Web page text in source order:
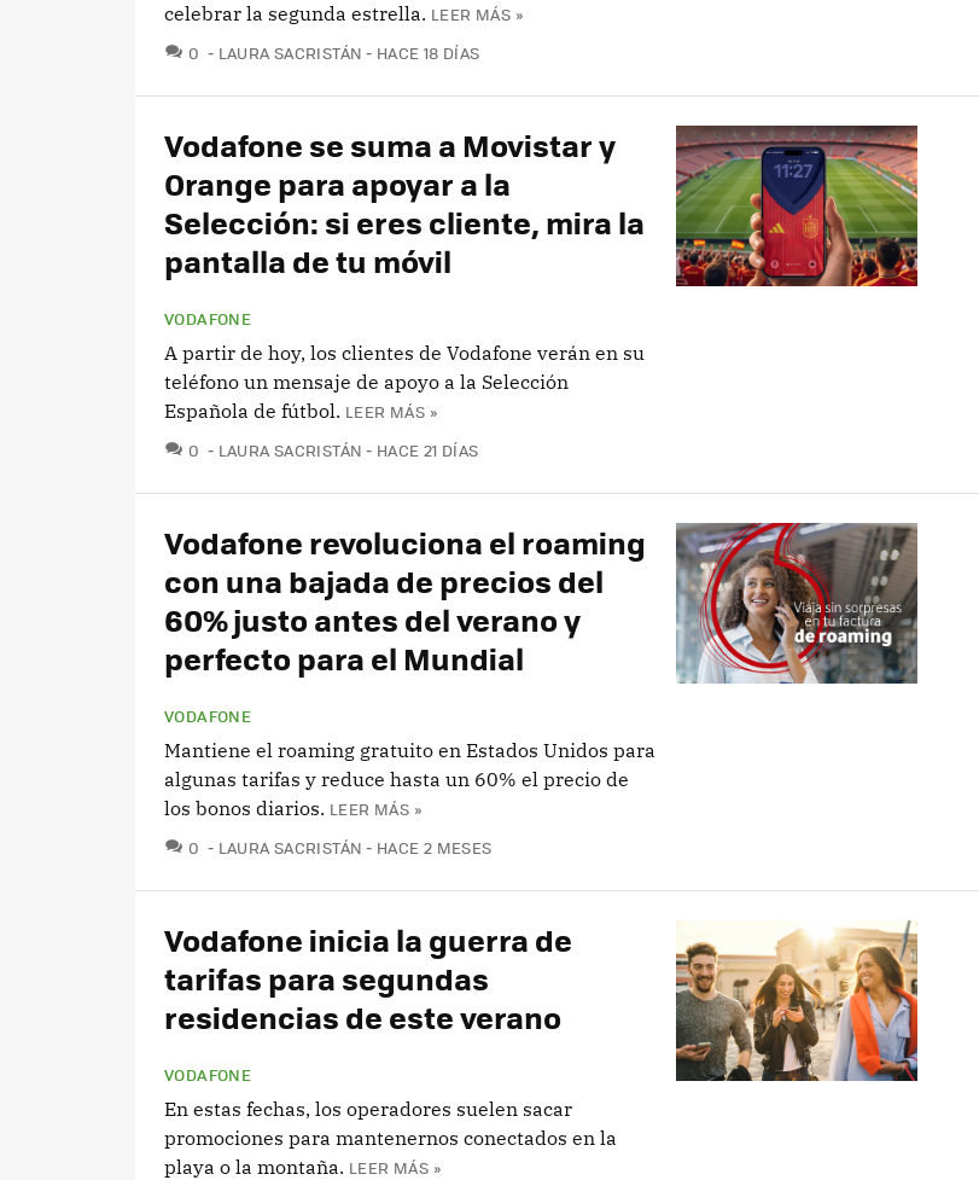
celebrar la segunda estrella. LEER MÁS »
0 COMENTARIOS
LAURA SACRISTÁN HACE 18 DÍAS
Vodafone se suma a Movistar y
Orange para apoyar a la
Selección: si eres cliente, mira la
pantalla de tu móvil
VODAFONE
A partir de hoy, los clientes de Vodafone verán en su
teléfono un mensaje de apoyo a la Selección
Española de fútbol. LEER MÁS »
0 COMENTARIOS
LAURA SACRISTÁN HACE 21 DÍAS
Vodafone revoluciona el roaming
con una bajada de precios del
60% justo antes del verano y
perfecto para el Mundial
VODAFONE
Mantiene el roaming gratuito en Estados Unidos para
algunas tarifas y reduce hasta un 60% el precio de
los bonos diarios. LEER MÁS »
0 COMENTARIOS
LAURA SACRISTÁN HACE 2 MESES
Vodafone inicia la guerra de
tarifas para segundas
residencias de este verano
VODAFONE
En estas fechas, los operadores suelen sacar
promociones para mantenernos conectados en la
playa o la montaña. LEER MÁS »